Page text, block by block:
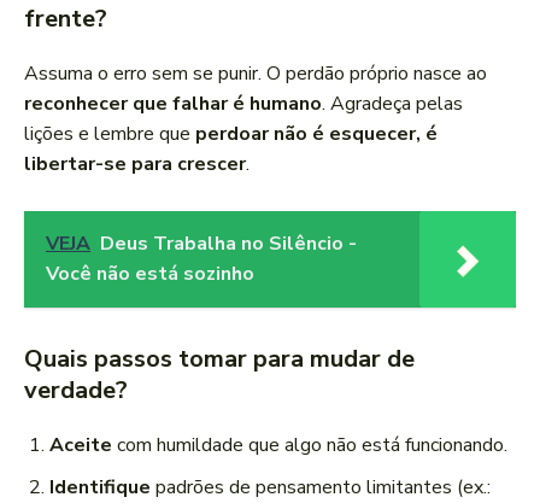
frente?
Assuma o erro sem se punir. O perdão próprio nasce ao
reconhecer que falhar é humano. Agradeça pelas
lições e lembre que perdoar não é esquecer, é
libertar-se para crescer.
VEJA Deus Trabalha no Silêncio -
Você não está sozinho
Quais passos tomar para mudar de
verdade?
Aceite com humildade que algo não está funcionando.
Identifique padrões de pensamento limitantes (ex.: